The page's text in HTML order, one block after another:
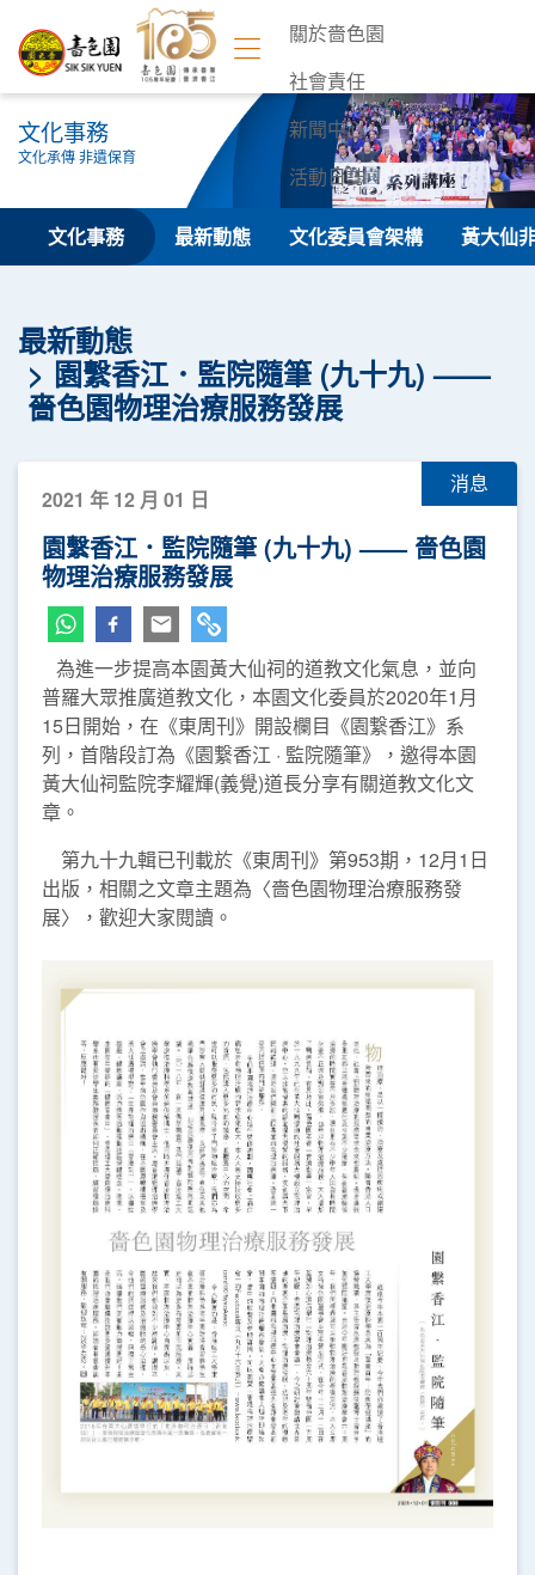
關於嗇色園
社會責任
新聞中心
活動日誌
聯絡我們
文化事務
文化承傳 非遺保育
文化事務 最新動態 文化委員會架構 黃大仙
最新動態
園繫香江．監院隨筆 (九十九) ——
嗇色園物理治療服務發展
消息
2021 年 12 月 01 日
園繫香江．監院隨筆 (九十九) —— 嗇色園
物理治療服務發展
為進一步提高本園黃大仙祠的道教文化氣息，並向
普羅大眾推廣道教文化，本園文化委員於2020年1月
15日開始，在《東周刊》開設欄目《園繋香江》系
列，首階段訂為《園繋香江 · 監院隨筆》，邀得本園
黃大仙祠監院李耀輝(義覺)道長分享有關道教文化文
章。
第九十九輯已刊載於《東周刊》第953期，12月1日
出版，相關之文章主題為〈嗇色園物理治療服務發
展〉，歡迎大家閱讀。